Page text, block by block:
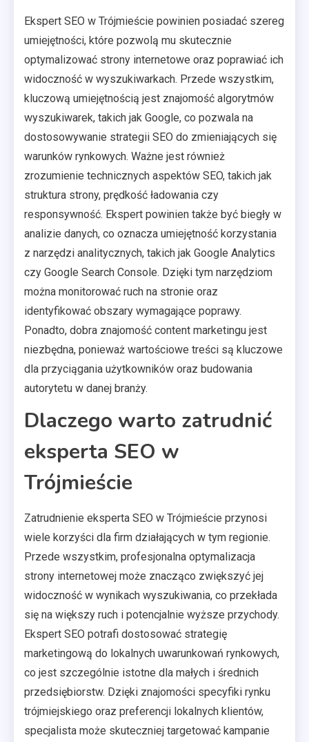
Ekspert SEO w Trójmieście powinien posiadać szereg
umiejętności, które pozwolą mu skutecznie
optymalizować strony internetowe oraz poprawiać ich
widoczność w wyszukiwarkach. Przede wszystkim,
kluczową umiejętnością jest znajomość algorytmów
wyszukiwarek, takich jak Google, co pozwala na
dostosowywanie strategii SEO do zmieniających się
warunków rynkowych. Ważne jest również
zrozumienie technicznych aspektów SEO, takich jak
struktura strony, prędkość ładowania czy
responsywność. Ekspert powinien także być biegły w
analizie danych, co oznacza umiejętność korzystania
z narzędzi analitycznych, takich jak Google Analytics
czy Google Search Console. Dzięki tym narzędziom
można monitorować ruch na stronie oraz
identyfikować obszary wymagające poprawy.
Ponadto, dobra znajomość content marketingu jest
niezbędna, ponieważ wartościowe treści są kluczowe
dla przyciągania użytkowników oraz budowania
autorytetu w danej branży.
Dlaczego warto zatrudnić
eksperta SEO w
Trójmieście
Zatrudnienie eksperta SEO w Trójmieście przynosi
wiele korzyści dla firm działających w tym regionie.
Przede wszystkim, profesjonalna optymalizacja
strony internetowej może znacząco zwiększyć jej
widoczność w wynikach wyszukiwania, co przekłada
się na większy ruch i potencjalnie wyższe przychody.
Ekspert SEO potrafi dostosować strategię
marketingową do lokalnych uwarunkowań rynkowych,
co jest szczególnie istotne dla małych i średnich
przedsiębiorstw. Dzięki znajomości specyfiki rynku
trójmiejskiego oraz preferencji lokalnych klientów,
specjalista może skuteczniej targetować kampanie